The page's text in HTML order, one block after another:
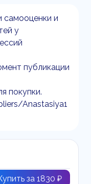
самооценки и
у
публикации
покупки.
Anastasiya1
за 1830 ₽